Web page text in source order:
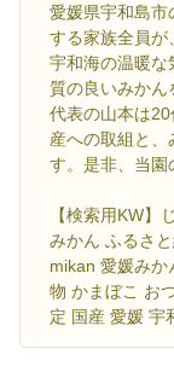
愛媛県宇和島市
する家族全員が
宇和海の温暖な
質の良いみかん
代表の山本は
産への取組と、
す。是非、当園
【検索用KW】
みかん ふるさ
mikan 愛媛みか
物 かまぼこ お
定 国産 愛媛 宇